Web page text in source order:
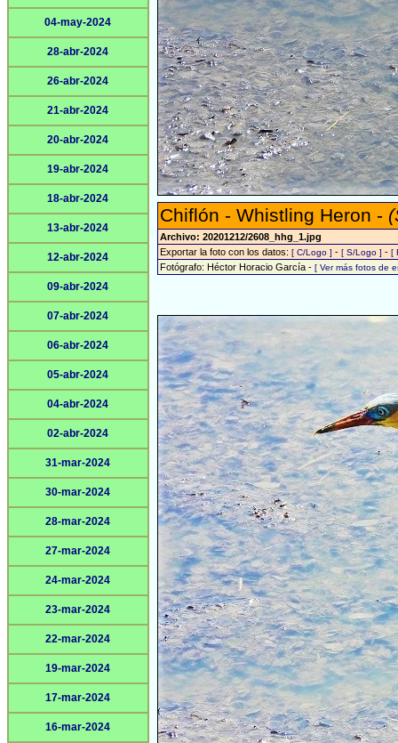
04-may-2024
28-abr-2024
26-abr-2024
21-abr-2024
20-abr-2024
19-abr-2024
18-abr-2024
13-abr-2024
12-abr-2024
09-abr-2024
07-abr-2024
06-abr-2024
05-abr-2024
04-abr-2024
02-abr-2024
31-mar-2024
30-mar-2024
28-mar-2024
27-mar-2024
24-mar-2024
23-mar-2024
22-mar-2024
19-mar-2024
17-mar-2024
16-mar-2024
Chiflón - Whistling Heron -
Archivo: 20201212/2608_hhg_1.jpg
Exportar la foto con los datos: [ C/Logo ] - [ S/Logo ] - [
Fotógrafo: Héctor Horacio García - [ Ver más fotos de